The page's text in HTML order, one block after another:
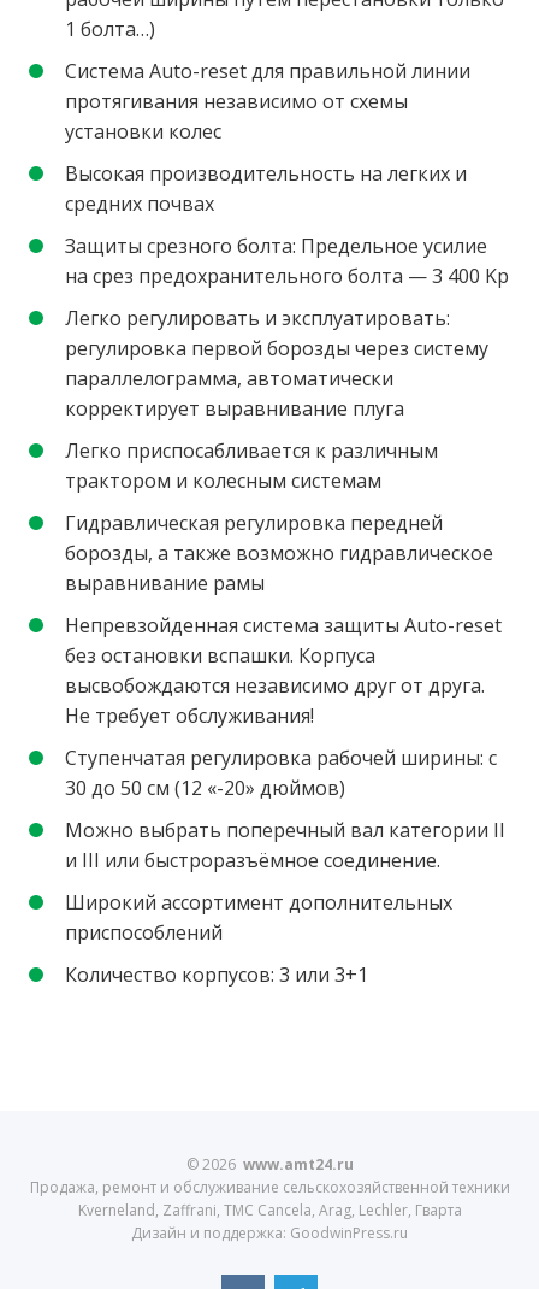
1 болта…)
Система Auto-reset для правильной линии
протягивания независимо от схемы
установки колес
Высокая производительность на легких и
средних почвах
Защиты срезного болта: Предельное усилие
на срез предохранительного болта — 3 400 Kp
Легко регулировать и эксплуатировать:
регулировка первой борозды через систему
параллелограмма, автоматически
корректирует выравнивание плуга
Легко приспосабливается к различным
трактором и колесным системам
Гидравлическая регулировка передней
борозды, а также возможно гидравлическое
выравнивание рамы
Непревзойденная система защиты Auto-reset
без остановки вспашки. Корпуса
высвобождаются независимо друг от друга.
Не требует обслуживания!
Ступенчатая регулировка рабочей ширины: с
30 до 50 см (12 «-20» дюймов)
Можно выбрать поперечный вал категории II
и III или быстроразъёмное соединение.
Широкий ассортимент дополнительных
приспособлений
Количество корпусов: 3 или 3+1
© 2026 www.amt24.ru
Продажа, ремонт и обслуживание сельскохозяйственной техники
Kverneland, Zaffrani, TMC Cancela, Arag, Lechler, Гварта
Дизайн и поддержка: GoodwinPress.ru